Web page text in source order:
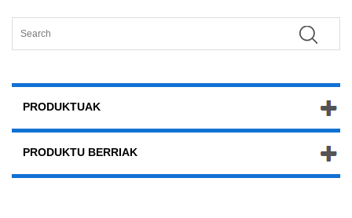
PRODUKTUAK
PRODUKTU BERRIAK